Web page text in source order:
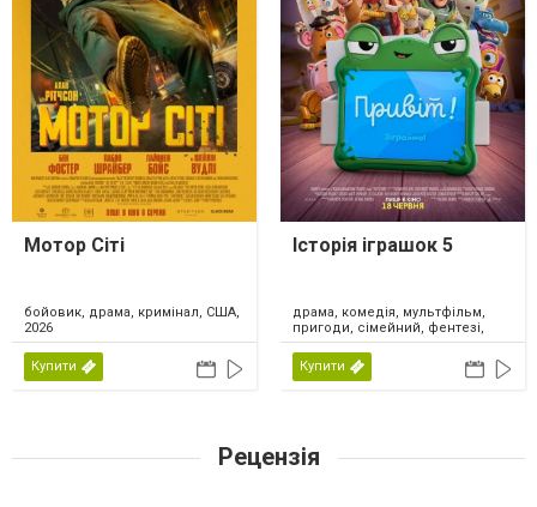
Мотор Сіті
бойовик, драма, кримінал, США,
2026
Купити
Історія іграшок 5
драма, комедія, мультфільм,
пригоди, сімейний, фентезі,
США, 2026
Купити
Рецензія